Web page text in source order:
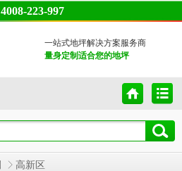
4008-223-997
一站式地坪解决方案服务商
量身定制适合您的地坪
高新区